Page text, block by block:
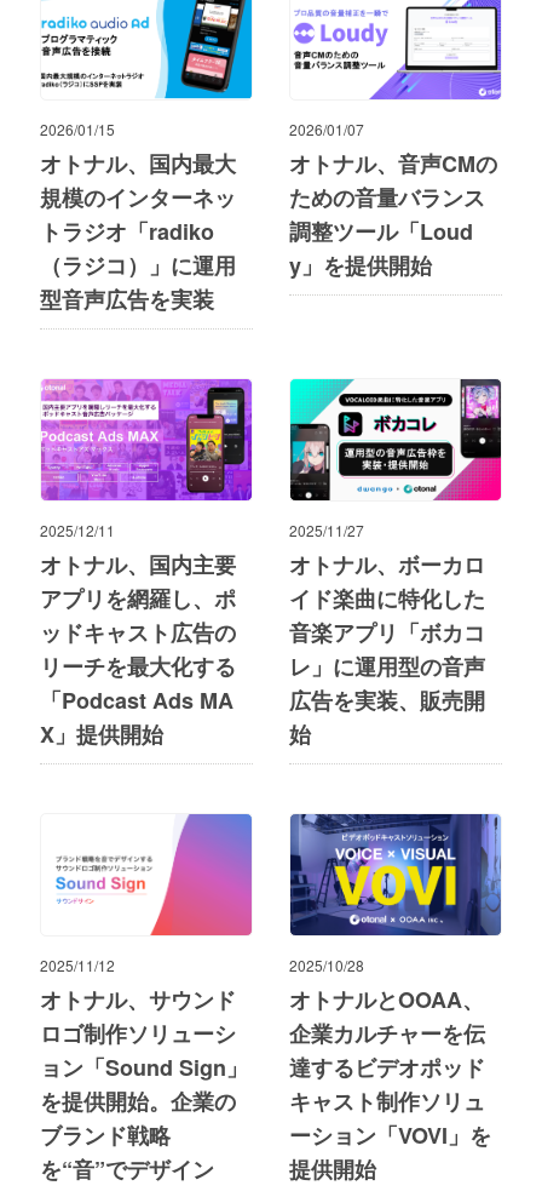
2026/01/15
オトナル、国内最大
規模のインターネッ
トラジオ「radiko
（ラジコ）」に運用
型音声広告を実装
2026/01/07
オトナル、音声CMの
ための音量バランス
調整ツール「Loud
y」を提供開始
2025/12/11
オトナル、国内主要
アプリを網羅し、ポ
ッドキャスト広告の
リーチを最大化する
「Podcast Ads MA
X」提供開始
2025/11/27
オトナル、ボーカロ
イド楽曲に特化した
音楽アプリ「ボカコ
レ」に運用型の音声
広告を実装、販売開
始
2025/11/12
オトナル、サウンド
ロゴ制作ソリューシ
ョン「Sound Sign」
を提供開始。企業の
ブランド戦略
を“音”でデザイン
2025/10/28
オトナルとOOAA、
企業カルチャーを伝
達するビデオポッド
キャスト制作ソリュ
ーション「VOVI」を
提供開始